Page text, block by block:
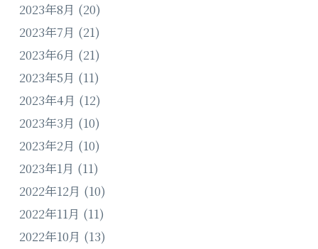
2023年8月 (20)
2023年7月 (21)
2023年6月 (21)
2023年5月 (11)
2023年4月 (12)
2023年3月 (10)
2023年2月 (10)
2023年1月 (11)
2022年12月 (10)
2022年11月 (11)
2022年10月 (13)